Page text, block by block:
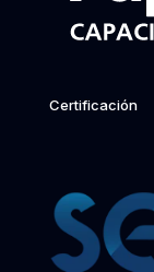
Certificación